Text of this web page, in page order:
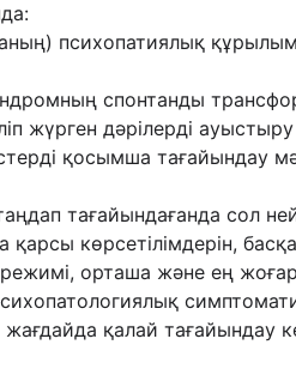
психопатиялық
спонтанды
жүрген дəрілерді
қосымша тағайындау
тағайындағанда сол
қарсы көрсетілімдерін,
орташа жəне ең
қалай тағайындау